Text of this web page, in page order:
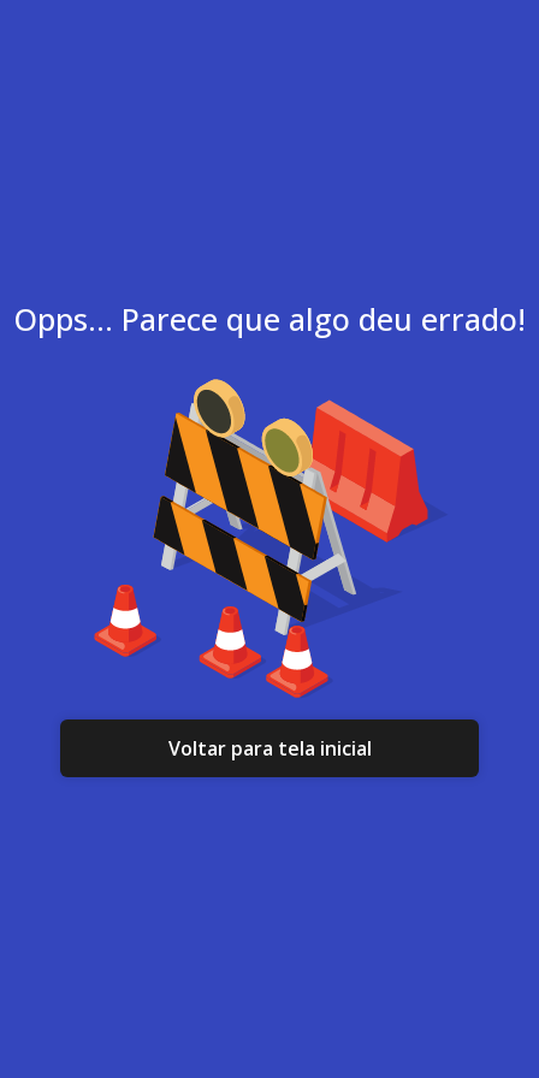
Opps... Parece que algo deu errado!
Voltar para tela inicial